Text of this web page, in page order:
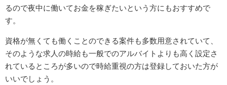
るので夜中に働いてお金を稼ぎたいという方にもおすすめで
す。
資格が無くても働くことのできる案件も多数用意されていて、
そのような求人の時給も一般でのアルバイトよりも高く設定さ
れているところが多いので時給重視の方は登録しておいた方が
いいでしょう。